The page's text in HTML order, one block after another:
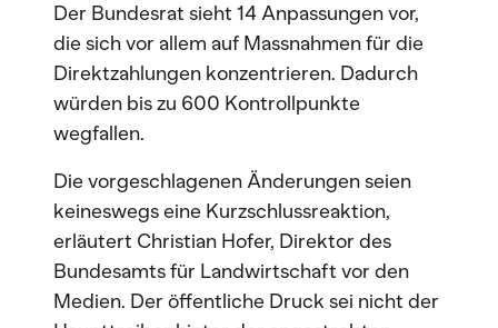
Der Bundesrat sieht 14 Anpassungen vor,
die sich vor allem auf Massnahmen für die
Direktzahlungen konzentrieren. Dadurch
würden bis zu 600 Kontrollpunkte
wegfallen.
Die vorgeschlagenen Änderungen seien
keineswegs eine Kurzschlussreaktion,
erläutert Christian Hofer, Direktor des
Bundesamts für Landwirtschaft vor den
Medien. Der öffentliche Druck sei nicht der